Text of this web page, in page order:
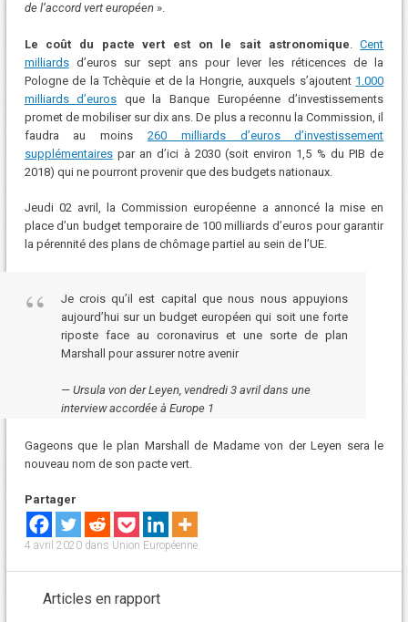
de l’accord vert européen».
Le coût du pacte vert est on le sait astronomique .Cent
milliardsd’euros sur sept ans pour lever les réticences de la
Pologne de la Tchèquie et de la Hongrie, auxquels s’ajoutent 1.000
milliards d’euros que la Banque Européenne d’investissements
promet de mobiliser sur dix ans. De plus a reconnu la Commission, il
faudra au moins 260 milliards d’euros d’investissement
supplémentairespar an d’ici à 2030 (soit environ 1,5 % du PIB de
2018) qui ne pourront provenir que des budgets nationaux.
Jeudi 02 avril, la Commission européenne a annoncé la mise en
place d’un budget temporaire de 100 milliards d’euros pour garantir
la pérennité des plans de chômage partiel au sein de l’UE.
Je crois qu’il est capital que nous nous appuyions
aujourd’hui sur un budget européen qui soit une forte
riposte face au coronavirus et une sorte de plan
Marshall pour assurer notre avenir
Ursula von der Leyen, vendredi 3 avril dans une
interview accordée à Europe 1
Gageons que le plan Marshall de Madame von der Leyen sera le
nouveau nom de son pacte vert.
Partager
4 avril 2020dans Union Européenne.
Articles en rapport